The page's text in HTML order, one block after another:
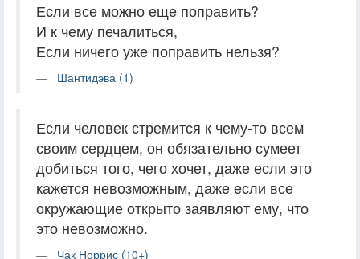
Если все можно еще поправить?
И к чему печалиться,
Если ничего уже поправить нельзя?
Шантидэва (1)
Если человек стремится к чему-то всем
своим сердцем, он обязательно сумеет
добиться того, чего хочет, даже если это
кажется невозможным, даже если все
окружающие открыто заявляют ему, что
это невозможно.
Чак Норрис (10+)